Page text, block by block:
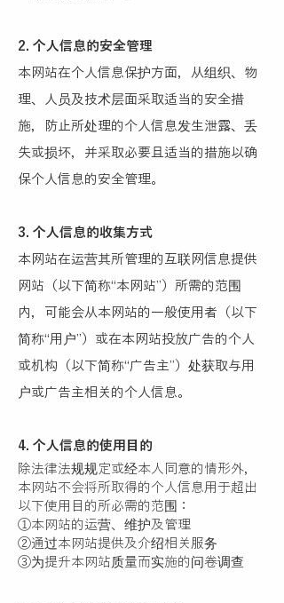
2. 个人信息的安全管理
本网站在个人信息保护方面，从组织、物
理、人员及技术层面采取适当的安全措
施，防止所处理的个人信息发生泄露、丢
失或损坏，并采取必要且适当的措施以确
保个人信息的安全管理。
3. 个人信息的收集方式
本网站在运营其所管理的互联网信息提供
网站（以下简称“本网站”）所需的范围
内，可能会从本网站的一般使用者（以下
简称“用户”）或在本网站投放广告的个人
或机构（以下简称“广告主”）处获取与用
户或广告主相关的个人信息。
4. 个人信息的使用目的
除法律法规规定或经本人同意的情形外，
本网站不会将所取得的个人信息用于超出
以下使用目的所必需的范围：
①本网站的运营、维护及管理
②通过本网站提供及介绍相关服务
③为提升本网站质量而实施的问卷调查